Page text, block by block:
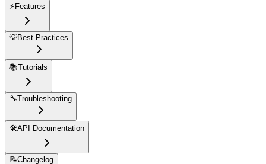
⚡ Features
💡Best Practices
📚Tutorials
🔧Troubleshooting
🛠️API Documentation
📝Changelog